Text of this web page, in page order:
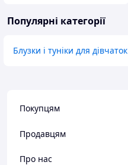
Популярні категорії
Блузки і туніки для дівчаток
Покупцям
Продавцям
Про нас